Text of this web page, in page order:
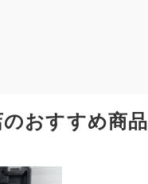
おすすめ商品